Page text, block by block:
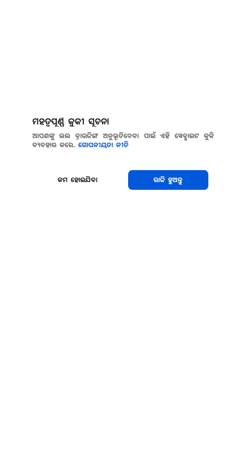
ମହତ୍ୱପୂର୍ଣ୍ଣ କୁକୀ ସୂଚନା
ଆପଣଙ୍କୁ ଭଲ ବ୍ରାଉଜିଙ୍ଗ ଅନୁଭୂତିଦେବା ପାଇଁ ଏହି ୱେବ୍ସାଇଟ କୁକି
ବ୍ୟବହାର କରେ. ଗୋପନୀୟତା ନୀତି
କମ ହୋଇଯିବା ରାଜି ହୁଅନ୍ତୁ